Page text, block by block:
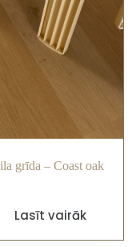
grīda – Coast oak
Lasīt vairāk